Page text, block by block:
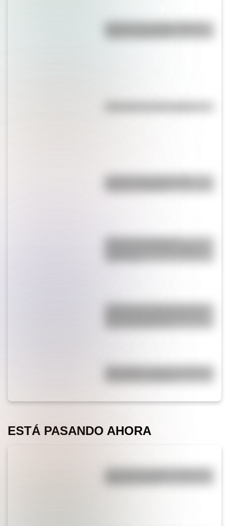
Bandera de La Rioja: historia,
Bandera de Ecuador para
Bandera de República
¿Sabías que Argentina tuvo la
Waka Waka: el secreto detrás de
ESTÁ PASANDO AHORA
¿Por qué los piratas usaban un